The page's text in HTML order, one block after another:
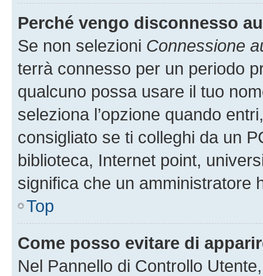
Perché vengo disconnesso
Se non selezioni Connessione
terrà connesso per un periodo
qualcuno possa usare il tuo
seleziona l’opzione quando
consigliato se ti colleghi da un
biblioteca, Internet point,
significa che un amministratore
Top
Come posso evitare di
Nel Pannello di Controllo